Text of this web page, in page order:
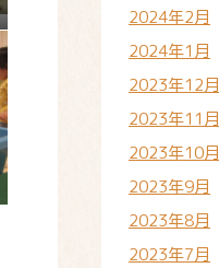
2024年2月
2024年1月
2023年12月
2023年11月
2023年10月
2023年9月
2023年8月
2023年7月